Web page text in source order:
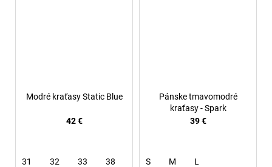
Modré kraťasy Static Blue
42 €
31 32 33 38
Pánske tmavomodré
kraťasy - Spark
39 €
S M L